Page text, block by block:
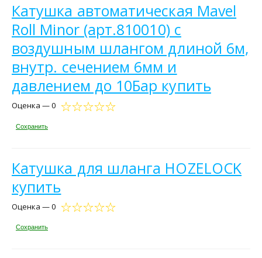
Катушка автоматическая Mavel
Roll Minor (арт.810010) с
воздушным шлангом длиной 6м,
внутр. сечением 6мм и
давлением до 10Бар купить
Оценка — 0
Сохранить
Катушка для шланга HOZELOCK
купить
Оценка — 0
Сохранить